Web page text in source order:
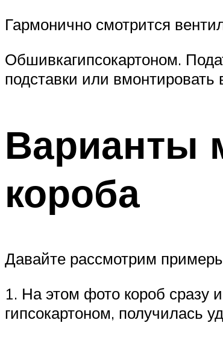
Гармонично смотрится
Обшивкагипсокартоном.
подставки или
Варианты
короба
Давайте рассмотрим
1. На этом фото короб сразу
гипсокартоном, получилась